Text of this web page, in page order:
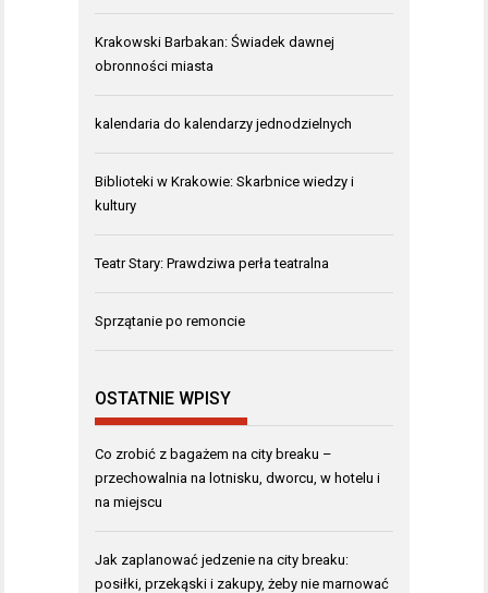
Krakowski Barbakan: Świadek dawnej
obronności miasta
kalendaria do kalendarzy jednodzielnych
Biblioteki w Krakowie: Skarbnice wiedzy i
kultury
Teatr Stary: Prawdziwa perła teatralna
Sprzątanie po remoncie
OSTATNIE WPISY
Co zrobić z bagażem na city breaku –
przechowalnia na lotnisku, dworcu, w hotelu i
na miejscu
Jak zaplanować jedzenie na city breaku:
posiłki, przekąski i zakupy, żeby nie marnować